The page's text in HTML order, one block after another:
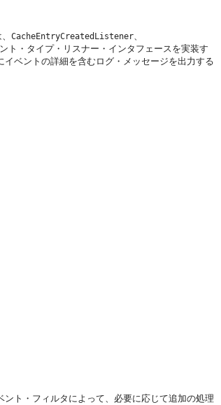
CacheEntryCreatedListener、
ト・タイプ・リスナー・インタフェースを実装す
ベントの詳細を含むログ・メッセージを出力する
ント・フィルタによって、必要に応じて追加の処理